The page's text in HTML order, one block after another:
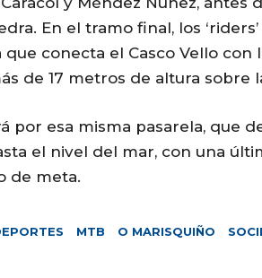
En el tramo final, los
conecta el Casco Vello con
de 17 metros de altura sobre
por esa misma pasarela, que
el nivel del mar, con una
de meta.
MTB O MARISQUIÑO